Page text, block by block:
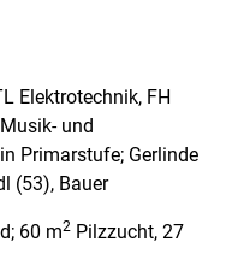
Elektrotechnik, FH
und
Primarstufe; Gerlinde
(53), Bauer
60 m2Pilzzucht, 27